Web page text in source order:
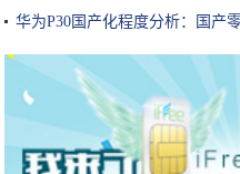
华为P30国产化程度分析：国产